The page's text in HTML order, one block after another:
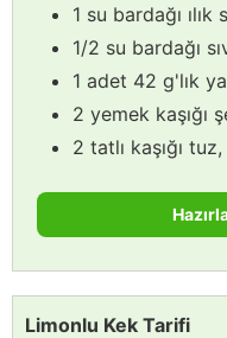
1 su bardağı ılık
1/2 su bardağı
1 adet 42 g'lık
2 yemek kaşığı
2 tatlı kaşığı tuz,
Limonlu Kek Tarifi